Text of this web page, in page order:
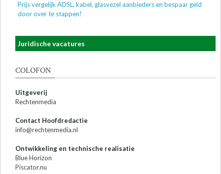
Prijs vergelijk ADSL, kabel, glasvezel aanbieders en bespaar geld
door over te stappen!
Juridische vacatures
COLOFON
Uitgeverij
Rechtenmedia
Contact Hoofdredactie
info@rechtenmedia.nl
Ontwikkeling en technische realisatie
Blue Horizon
Piscator.nu